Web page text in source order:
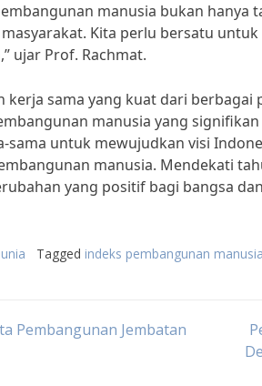
manusia bukan
Kita perlu bersatu
ujar Prof. Rachmat.
kerja sama yang kuat dari
manusia yang
sama untuk mewujudkan visi
manusia. Mendekati
yang positif bagi bangsa
Tagged indeks pembangunan
Pembangunan Jembatan